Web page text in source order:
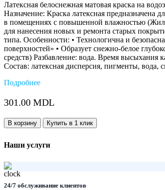
Латексная белоснежная матовая краска на
Назначение: Краска латексная предназначена
в помещениях с повышенной влажностью
для нанесения новых и ремонта старых
типа. Особенности: • Технологична и
поверхностей» • Образует снежно-белое
средств) Разбавление: вода. Время высыхания
Состав: латексная дисперсия, пигменты, вода,
Подробнее
301.00 MDL
Количество:
В корзину Купить в 1 клик
Наши услуги
24/7 обслуживание клиентов